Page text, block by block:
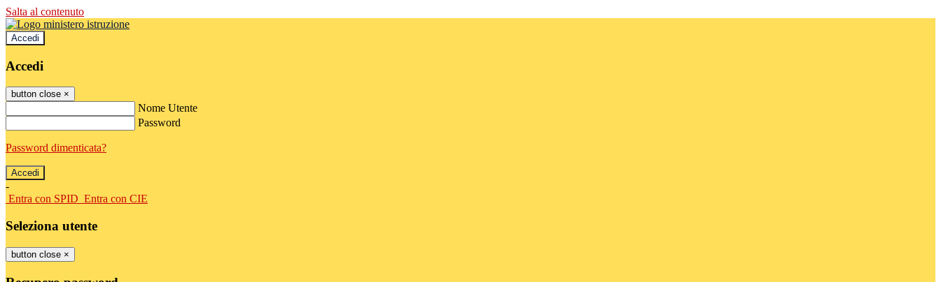
Salta al contenuto
Accedi
Accedi
button close ×
Nome Utente
Password
Password dimenticata?
-
Entra con SPID Entra con CIE
Seleziona utente
button close ×